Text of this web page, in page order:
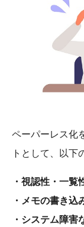
ペーパーレス化
トとして、以下
・視認性・一覧
・メモの書き込
・システム障害